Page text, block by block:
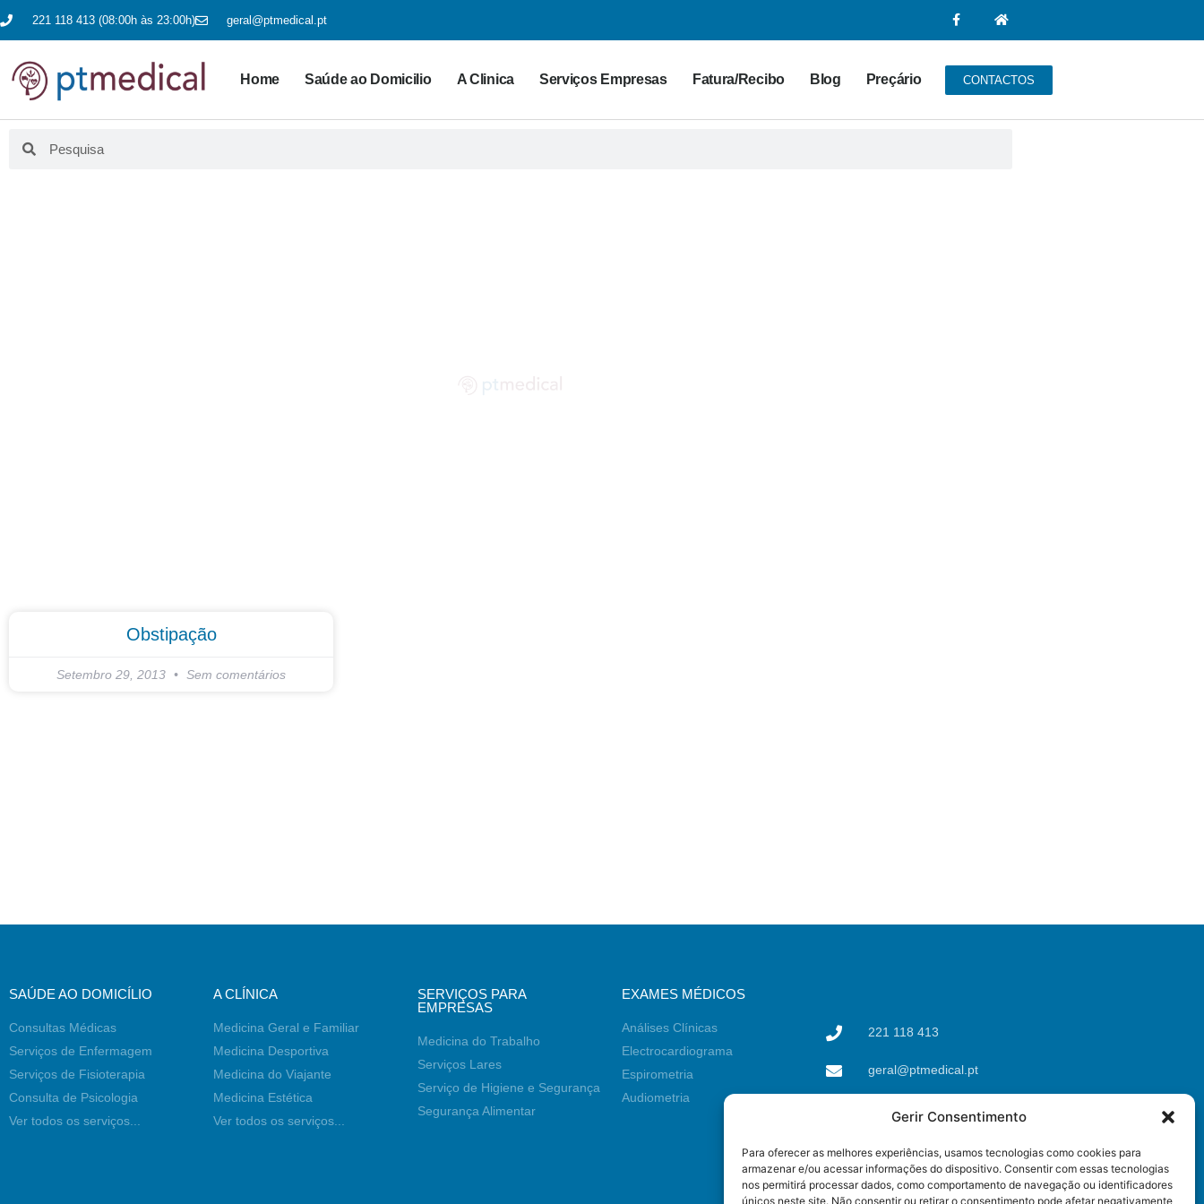
Gerir Consentimento
Para oferecer as melhores experiências, usamos tecnologias como cookies para
armazenar e/ou acessar informações do dispositivo. Consentir com essas tecnologias
nos permitirá processar dados, como comportamento de navegação ou identificadores
únicos neste site. Não consentir ou retirar o consentimento pode afetar negativamente
221 118 413 (08:00h às 23:00h) geral@ptmedical.pt
Home Saúde ao Domicilio A Clinica Serviços Empresas Fatura/Recibo Blog Preçário CONTACTOS
Obstipação
Setembro 29, 2013 Sem comentários
SAÚDE AO DOMICÍLIO
Consultas Médicas
Serviços de Enfermagem
Serviços de Fisioterapia
Consulta de Psicologia
Ver todos os serviços...
A CLÍNICA
Medicina Geral e Familiar
Medicina Desportiva
Medicina do Viajante
Medicina Estética
Ver todos os serviços...
SERVIÇOS PARA
EMPRESAS
Medicina do Trabalho
Serviços Lares
Serviço de Higiene e Segurança
Segurança Alimentar
EXAMES MÉDICOS
Análises Clínicas
Electrocardiograma
Espirometria
Audiometria
221 118 413
geral@ptmedical.pt
4425-051 Águas Santas,